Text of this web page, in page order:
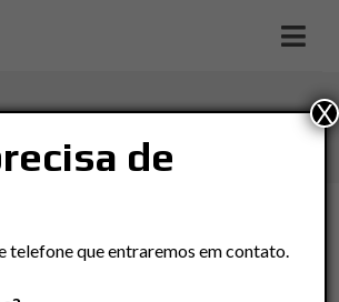
de
telefone que entraremos em contato.
X